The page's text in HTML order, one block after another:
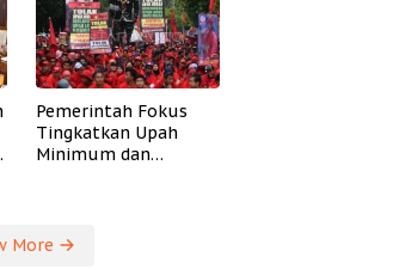
Pemerintah Fokus
Tingkatkan Upah
Minimum dan
More